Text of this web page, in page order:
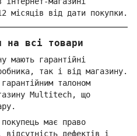
місяців від дати покупки.
на всі товари
мають гарантійні
так і від магазину.
талоном
Multitech, що
має право
відсутність дефектів і